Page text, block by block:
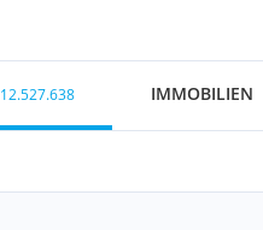
12.527.638 IMMOBILIEN